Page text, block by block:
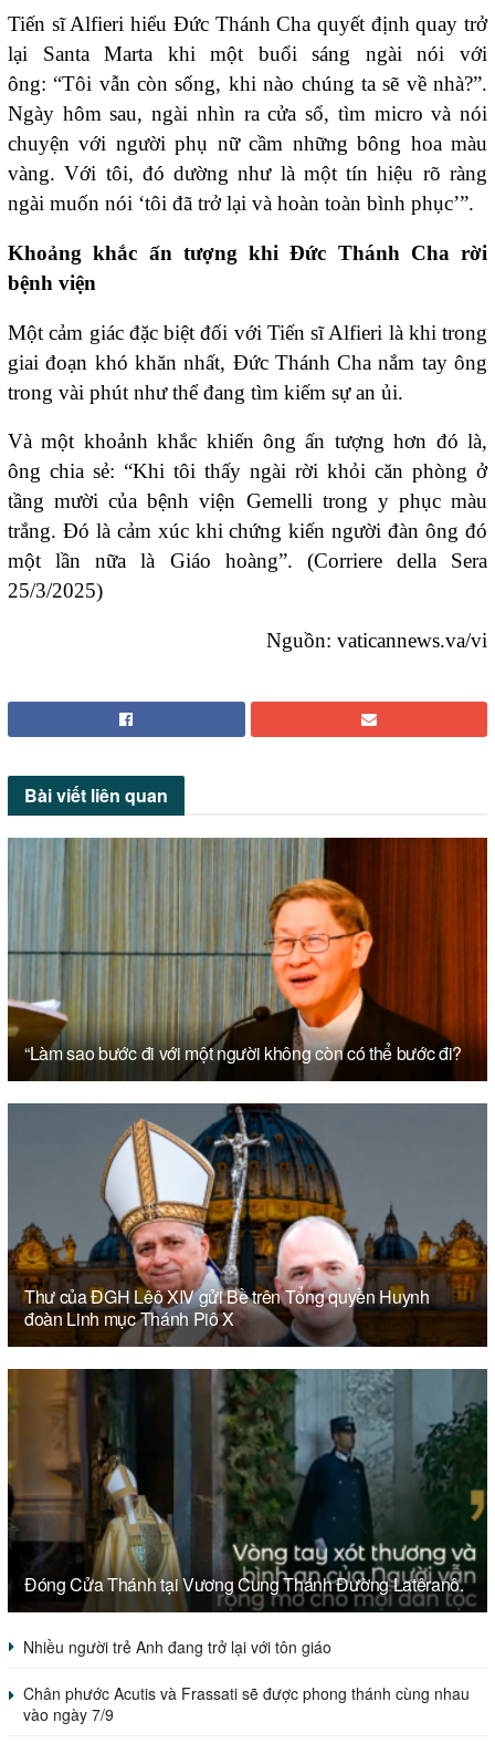
Tiến sĩ Alfieri hiểu Đức Thánh Cha quyết định quay trở
lại Santa Marta khi một buổi sáng ngài nói với
ông: “Tôi vẫn còn sống, khi nào chúng ta sẽ về nhà?”.
Ngày hôm sau, ngài nhìn ra cửa sổ, tìm micro và nói
chuyện với người phụ nữ cầm những bông hoa màu
vàng. Với tôi, đó dường như là một tín hiệu rõ ràng
ngài muốn nói ‘tôi đã trở lại và hoàn toàn bình phục’”.
Khoảng khắc ấn tượng khi Đức Thánh Cha rời
bệnh viện
Một cảm giác đặc biệt đối với Tiến sĩ Alfieri là khi trong
giai đoạn khó khăn nhất, Đức Thánh Cha nắm tay ông
trong vài phút như thể đang tìm kiếm sự an ủi.
Và một khoảnh khắc khiến ông ấn tượng hơn đó là,
ông chia sẻ: “Khi tôi thấy ngài rời khỏi căn phòng ở
tầng mười của bệnh viện Gemelli trong y phục màu
trắng. Đó là cảm xúc khi chứng kiến người đàn ông đó
một lần nữa là Giáo hoàng”. (Corriere della Sera
25/3/2025)
Nguồn: vaticannews.va/vi
Bài viết liên quan
“Làm sao bước đi với một người không còn có thể bước đi?
Thư của ĐGH Lêô XIV gửi Bề trên Tổng quyền Huynh
đoàn Linh mục Thánh Piô X
Đóng Cửa Thánh tại Vương Cung Thánh Đường Latêranô.
Nhiều người trẻ Anh đang trở lại với tôn giáo
Chân phước Acutis và Frassati sẽ được phong thánh cùng nhau
vào ngày 7/9